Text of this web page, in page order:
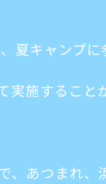
夏キャンプ
実施すること
、あつまれ、